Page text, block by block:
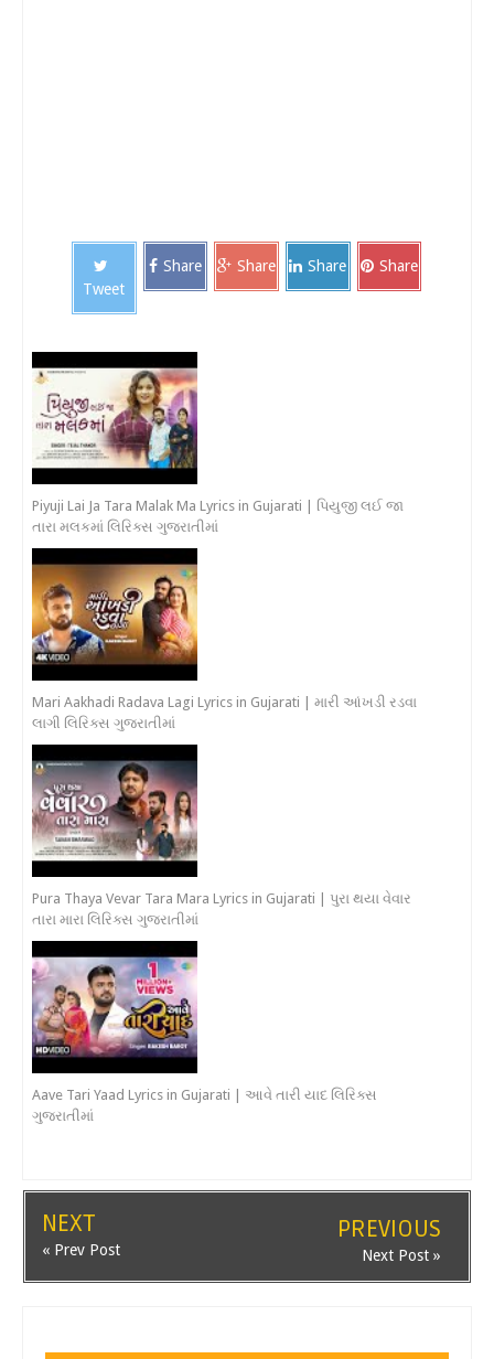
Tweet
Share Share Share Share
Piyuji Lai Ja Tara Malak Ma Lyrics in Gujarati | પિયુજી લઈ જા
તારા મલકમાં લિરિક્સ ગુજરાતીમાં
Mari Aakhadi Radava Lagi Lyrics in Gujarati | મારી આંખડી રડવા
લાગી લિરિક્સ ગુજરાતીમાં
Pura Thaya Vevar Tara Mara Lyrics in Gujarati | પુરા થયા વેવાર
તારા મારા લિરિક્સ ગુજરાતીમાં
Aave Tari Yaad Lyrics in Gujarati | આવે તારી યાદ લિરિક્સ
ગુજરાતીમાં
NEXT
« Prev Post
PREVIOUS
Next Post »